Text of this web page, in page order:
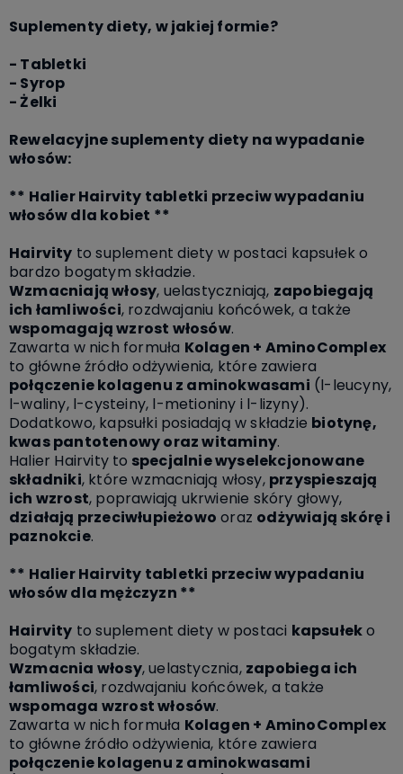
Suplementy diety, w jakiej formie?
- Tabletki
- Syrop
- Żelki
Rewelacyjne suplementy diety na wypadanie
włosów:
** Halier Hairvity tabletki przeciw wypadaniu
włosów dla kobiet **
Hairvity to suplement diety w postaci kapsułek o
bardzo bogatym składzie.
Wzmacniają włosy, uelastyczniają, zapobiegają
ich łamliwości, rozdwajaniu końcówek, a także
wspomagają wzrost włosów.
Zawarta w nich formuła Kolagen + AminoComplex
to główne źródło odżywienia, które zawiera
połączenie kolagenu z aminokwasami (l-leucyny,
l-waliny, l-cysteiny, l-metioniny i l-lizyny).
Dodatkowo, kapsułki posiadają w składzie biotynę,
kwas pantotenowy oraz witaminy.
Halier Hairvity to specjalnie wyselekcjonowane
składniki, które wzmacniają włosy, przyspieszają
ich wzrost, poprawiają ukrwienie skóry głowy,
działają przeciwłupieżowo oraz odżywiają skórę i
paznokcie.
** Halier Hairvity tabletki przeciw wypadaniu
włosów dla mężczyzn **
Hairvity to suplement diety w postaci kapsułeko
bogatym składzie.
Wzmacnia włosy, uelastycznia, zapobiega ich
łamliwości, rozdwajaniu końcówek, a także
wspomaga wzrost włosów.
Zawarta w nich formuła Kolagen + AminoComplex
to główne źródło odżywienia, które zawiera
połączenie kolagenu z aminokwasami